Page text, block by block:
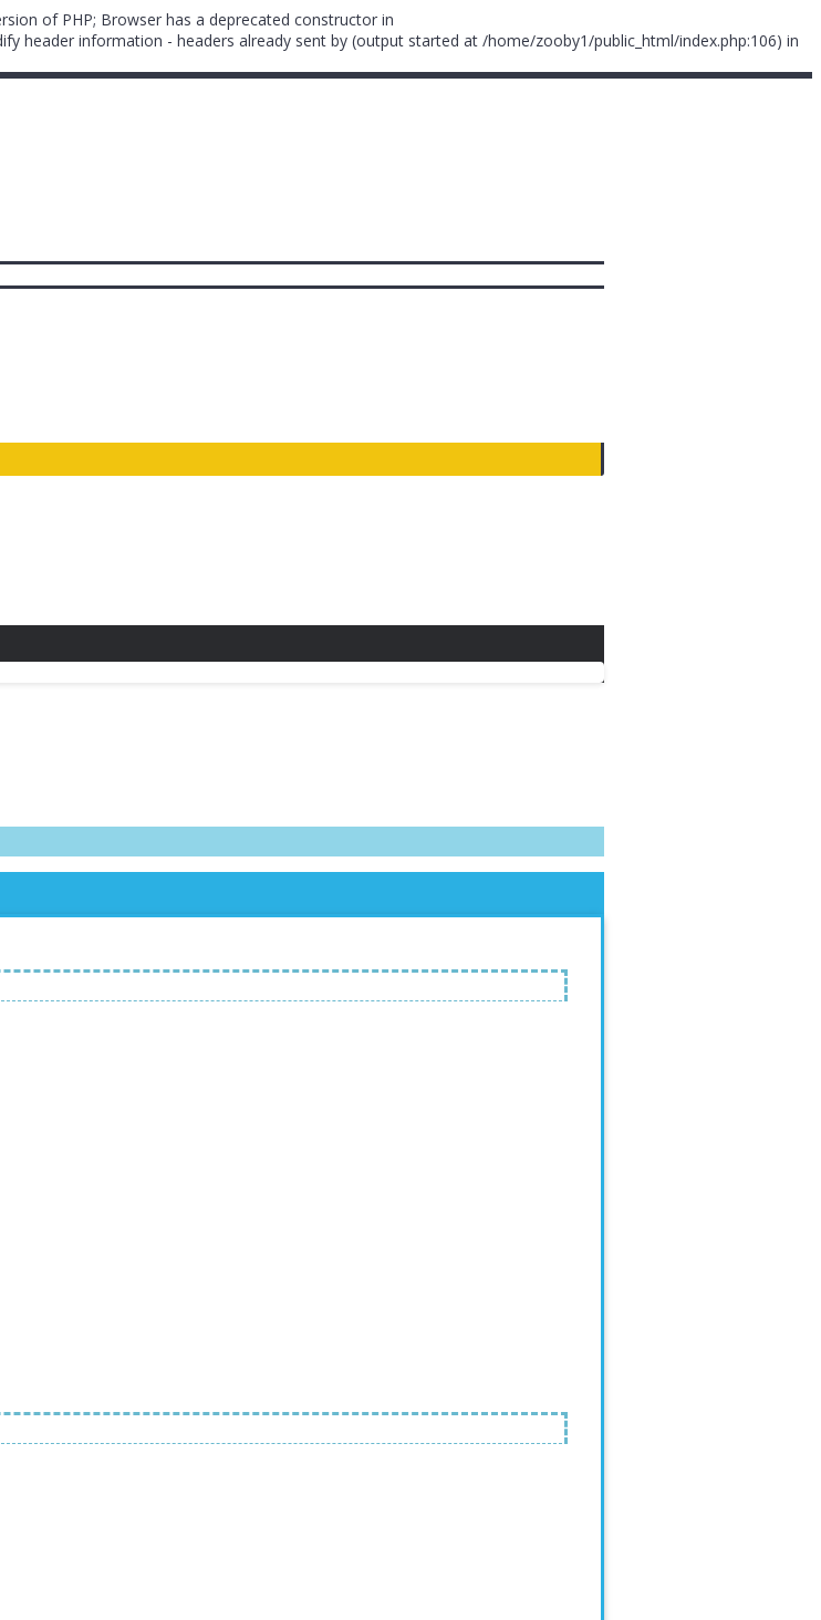
of PHP; Browser has a deprecated constructor in
header information - headers already sent by (output started at /home/zooby1/public_html/index.php:106) in